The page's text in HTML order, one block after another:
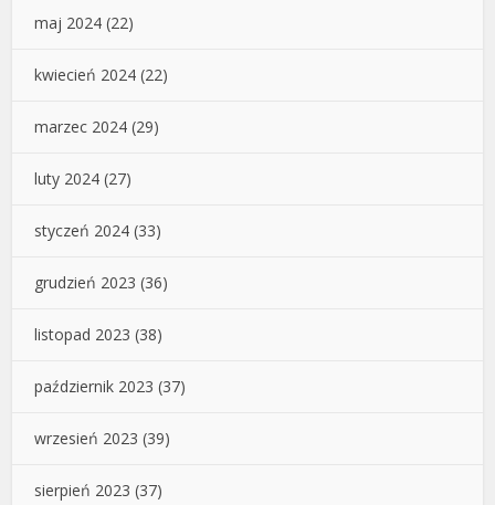
maj 2024 (22)
kwiecień 2024 (22)
marzec 2024 (29)
luty 2024 (27)
styczeń 2024 (33)
grudzień 2023 (36)
listopad 2023 (38)
październik 2023 (37)
wrzesień 2023 (39)
sierpień 2023 (37)